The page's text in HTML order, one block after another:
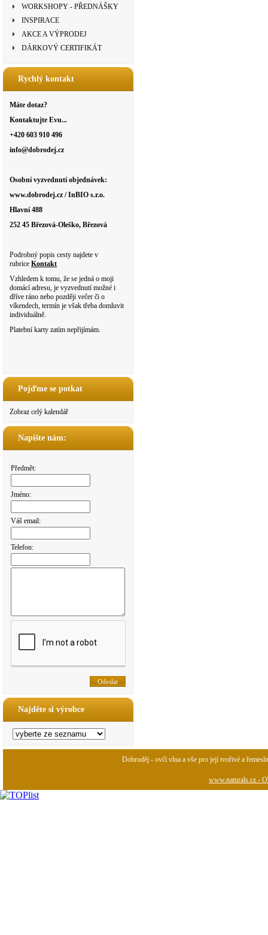
WORKSHOPY - PŘEDNÁŠKY
INSPIRACE
AKCE A VÝPRODEJ
DÁRKOVÝ CERTIFIKÁT
Rychlý kontakt
Máte dotaz?
Kontaktujte Evu...
+420 603 910 496
info@dobrodej.cz
Osobní vyzvednutí objednávek:
www.dobrodej.cz / InBIO s.r.o.
Hlavní 488
252 45 Březová-Oleško, Březová
Podrobný popis cesty najdete v
rubrice Kontakt
Vzhledem k tomu, že se jedná o moji
domácí adresu, je vyzvednutí možné i
dříve ráno nebo později večer či o
víkendech, termín je však třeba domluvit
individuálně.
Platební karty zatím nepřijímám.
Pojďme se potkat
Zobraz celý kalendář
Napište nám:
Předmět:
Jméno:
Váš email:
Telefon:
Najděte si výrobce
Dobroděj - ovčí vlna a vše pro její tvořivé a
www.naturals.cz -